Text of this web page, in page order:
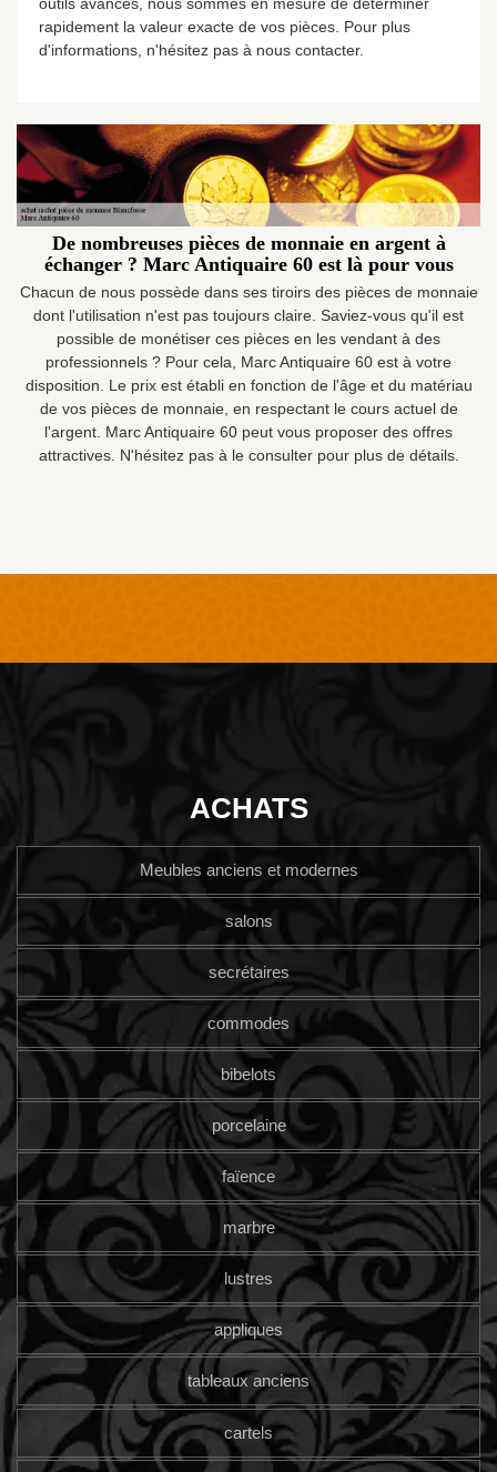
rapidement la valeur exacte de vos pièces. Pour plus
d'informations, n'hésitez pas à nous contacter.
De nombreuses pièces de monnaie en argent à
échanger ? Marc Antiquaire 60 est là pour vous
Chacun de nous possède dans ses tiroirs des pièces de monnaie
dont l'utilisation n'est pas toujours claire. Saviez-vous qu'il est
possible de monétiser ces pièces en les vendant à des
professionnels ? Pour cela, Marc Antiquaire 60 est à votre
disposition. Le prix est établi en fonction de l'âge et du matériau
de vos pièces de monnaie, en respectant le cours actuel de
l'argent. Marc Antiquaire 60 peut vous proposer des offres
attractives. N'hésitez pas à le consulter pour plus de détails.
ACHATS
Meubles anciens et modernes
salons
secrétaires
commodes
bibelots
porcelaine
faïence
marbre
lustres
appliques
tableaux anciens
cartels